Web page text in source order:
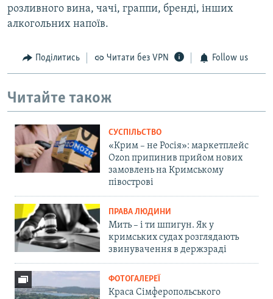
розливного вина, чачі, граппи, бренді, інших
алкогольних напоїв.
Поділитись Читати без VPN Follow us
Читайте також
СУСПІЛЬСТВО
«Крим – не Росія»: маркетплейс
Ozon припинив прийом нових
замовлень на Кримському
півострові
ПРАВА ЛЮДИНИ
Мить – і ти шпигун. Як у
кримських судах розглядають
звинувачення в держзраді
ФОТОГАЛЕРЕЇ
Краса Сімферопольського